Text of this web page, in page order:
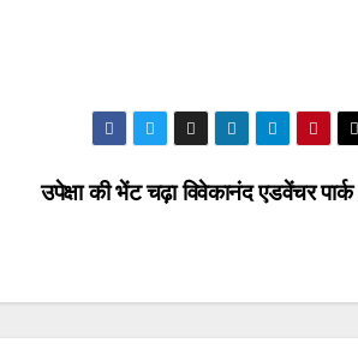
उपेक्षा की भेंट चढ़ा विवेकानंद एडवेंचर पार्क